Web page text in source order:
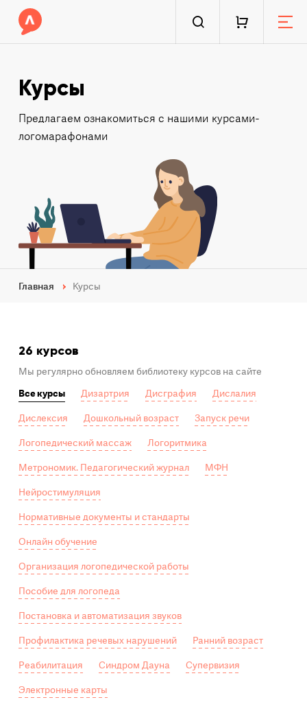
Курсы
Предлагаем ознакомиться с нашими курсами-
логомарафонами
Главная Курсы
26 курсов
Мы регулярно обновляем библиотеку курсов на сайте
Все курсы
Дизартрия Дисграфия
Дислалия
Дислексия
Дошкольный возраст
Запуск речи
Логопедический массаж
Логоритмика
Метрономик. Педагогический журнал
МФН
Нейростимуляция
Нормативные документы и стандарты
Онлайн обучение
Организация логопедической работы
Пособие для логопеда
Постановка и автоматизация звуков
Профилактика речевых нарушений
Ранний возраст
Реабилитация
Синдром Дауна
Супервизия
Электронные карты